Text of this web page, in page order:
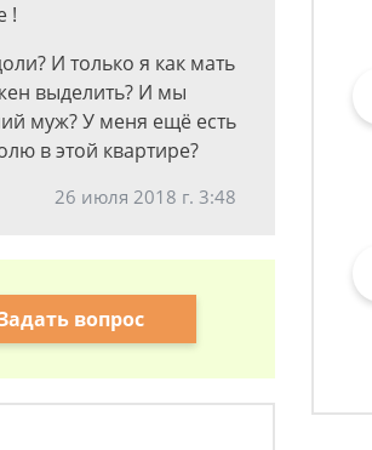
!
И только я как мать
выделить? И мы
муж? У меня ещё есть
в этой квартире?
26 июля 2018 г. 3:48
вопрос